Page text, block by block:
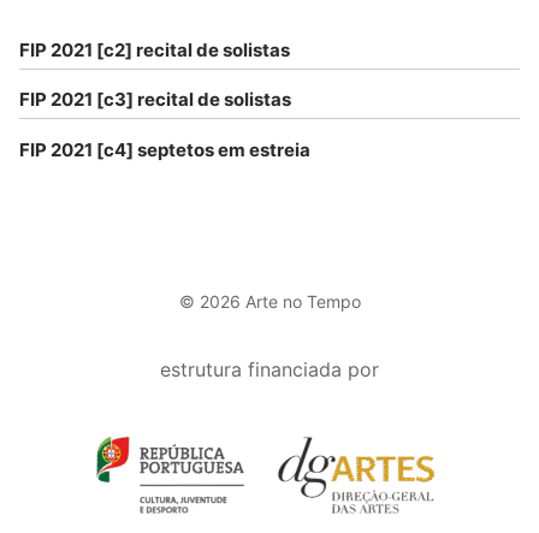
FIP 2021 [c2] recital de solistas
FIP 2021 [c3] recital de solistas
FIP 2021 [c4] septetos em estreia
© 2026 Arte no Tempo
estrutura financiada por